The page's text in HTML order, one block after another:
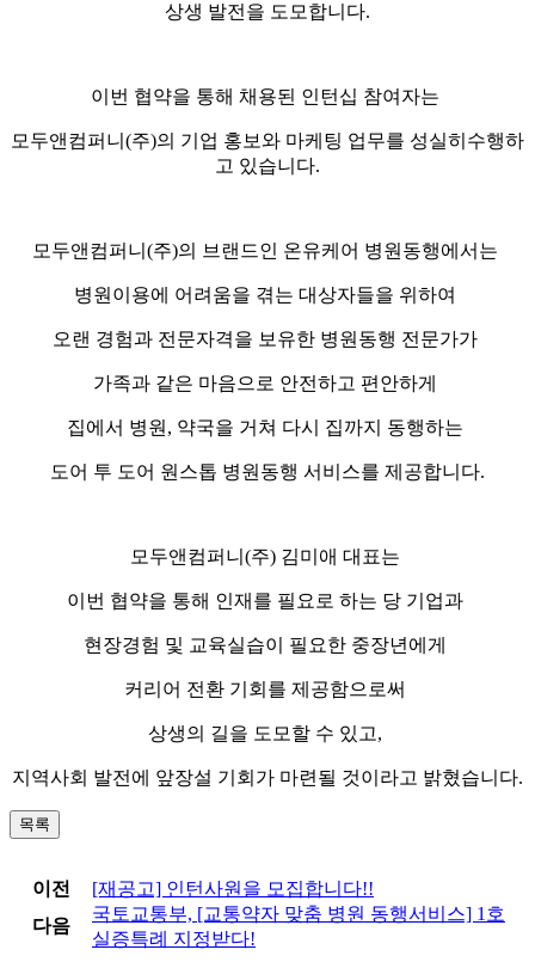
상생 발전을 도모합니다.
이번 협약을 통해 채용된 인턴십 참여자는
모두앤컴퍼니 (주)의 기업 홍보와 마케팅 업무를 성실히수행하
고 있습니다.
모두앤컴퍼니 (주)의 브랜드인 온유케어 병원동행에서는
병원이용에 어려움을 겪는 대상자들을 위하여
오랜 경험과 전문자격을 보유한 병원동행 전문가가
가족과 같은 마음으로 안전하고 편안하게
집에서 병원 , 약국을 거쳐 다시 집까지 동행하는
도어 투 도어 원스톱 병원동행 서비스를 제공합니다.
모두앤컴퍼니 (주) 김미애 대표는
이번 협약을 통해 인재를 필요로 하는 당 기업과
현장경험 및 교육실습이 필요한 중장년에게
커리어 전환 기회를 제공함으로써
상생의 길을 도모할 수 있고,
지역사회 발전에 앞장설 기회가 마련될 것이라고 밝혔습니다.
목록
이전
[재공고] 인턴사원을 모집합니다!!
다음
국토교통부, [교통약자 맞춤 병원 동행서비스] 1호
실증특례 지정받다!